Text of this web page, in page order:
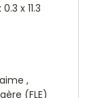
x 11.3
,
(FLE)